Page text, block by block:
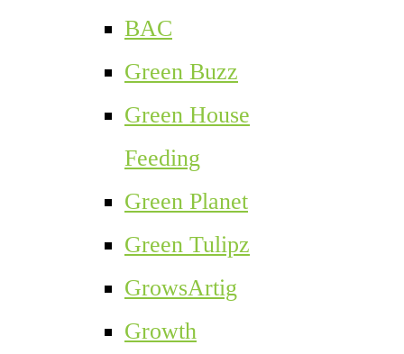
BAC
Green Buzz
Green House
Feeding
Green Planet
Green Tulipz
GrowsArtig
Growth